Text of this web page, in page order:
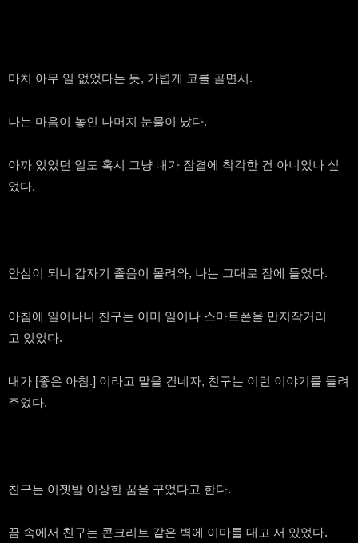
마치 아무 일 없었다는 듯, 가볍게 코를 골면서.
나는 마음이 놓인 나머지 눈물이 났다.
아까 있었던 일도 혹시 그냥 내가 잠결에 착각한 건 아니었나 싶
었다.
안심이 되니 갑자기 졸음이 몰려와, 나는 그대로 잠에 들었다.
아침에 일어나니 친구는 이미 일어나 스마트폰을 만지작거리
고 있었다.
내가 [좋은 아침.] 이라고 말을 건네자, 친구는 이런 이야기를 들려
주었다.
친구는 어젯밤 이상한 꿈을 꾸었다고 한다.
꿈 속에서 친구는 콘크리트 같은 벽에 이마를 대고 서 있었다.